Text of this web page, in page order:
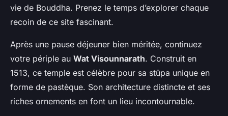
vie de Bouddha. Prenez le temps d’explorer chaque
recoin de ce site fascinant.
Après une pause déjeuner bien méritée, continuez
votre périple au Wat Visounnarath. Construit en
1513, ce temple est célèbre pour sa stūpa unique en
forme de pastèque. Son architecture distincte et ses
riches ornements en font un lieu incontournable.